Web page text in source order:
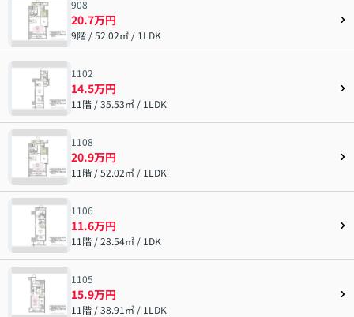
908
20.7万円
9階 / 52.02㎡ / 1LDK
1102
14.5万円
11階 / 35.53㎡ / 1LDK
1108
20.9万円
11階 / 52.02㎡ / 1LDK
1106
11.6万円
11階 / 28.54㎡ / 1DK
1105
15.9万円
11階 / 38.91㎡ / 1LDK